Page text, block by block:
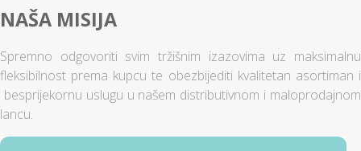
NAŠA MISIJA
Spremno odgovoriti svim tržišnim izazovima uz maksimalnu
fleksibilnost prema kupcu te obezbijediti kvalitetan asortiman i
besprijekornu uslugu u našem distributivnom i maloprodajnom
lancu.